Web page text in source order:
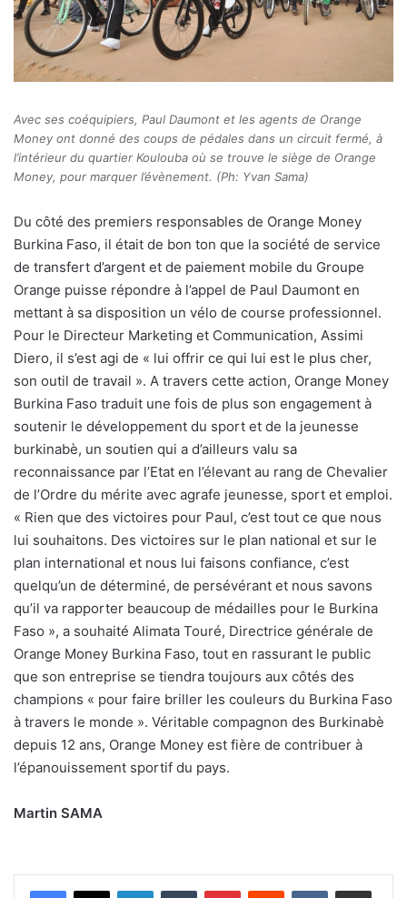
Avec ses coéquipiers, Paul Daumont et les agents de Orange
Money ont donné des coups de pédales dans un circuit fermé, à
l’intérieur du quartier Koulouba où se trouve le siège de Orange
Money, pour marquer l’évènement. (Ph: Yvan Sama)
Du côté des premiers responsables de Orange Money
Burkina Faso, il était de bon ton que la société de service
de transfert d’argent et de paiement mobile du Groupe
Orange puisse répondre à l’appel de Paul Daumont en
mettant à sa disposition un vélo de course professionnel.
Pour le Directeur Marketing et Communication, Assimi
Diero, il s’est agi de « lui offrir ce qui lui est le plus cher,
son outil de travail ». A travers cette action, Orange Money
Burkina Faso traduit une fois de plus son engagement à
soutenir le développement du sport et de la jeunesse
burkinabè, un soutien qui a d’ailleurs valu sa
reconnaissance par l’Etat en l’élevant au rang de Chevalier
de l’Ordre du mérite avec agrafe jeunesse, sport et emploi.
« Rien que des victoires pour Paul, c’est tout ce que nous
lui souhaitons. Des victoires sur le plan national et sur le
plan international et nous lui faisons confiance, c’est
quelqu’un de déterminé, de persévérant et nous savons
qu’il va rapporter beaucoup de médailles pour le Burkina
Faso », a souhaité Alimata Touré, Directrice générale de
Orange Money Burkina Faso, tout en rassurant le public
que son entreprise se tiendra toujours aux côtés des
champions « pour faire briller les couleurs du Burkina Faso
à travers le monde ». Véritable compagnon des Burkinabè
depuis 12 ans, Orange Money est fière de contribuer à
l’épanouissement sportif du pays.
Martin SAMA